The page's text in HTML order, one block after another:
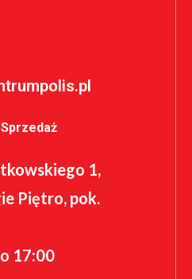
1,
Piętro, pok.
17:00